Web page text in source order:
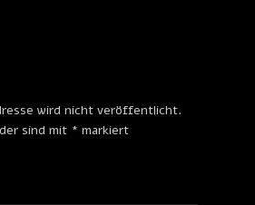
wird nicht veröffentlicht.
sind mit * markiert